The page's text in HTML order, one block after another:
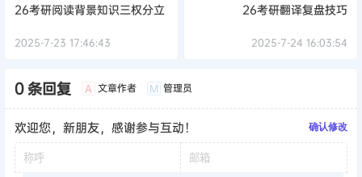
26考研阅读背景知识三权分立
2025-7-23 17:46:43
26考研翻译复盘技巧
2025-7-24 16:03:54
0 条回复 A 文章作者 M 管理员
欢迎您，新朋友，感谢参与互动！ 确认修改